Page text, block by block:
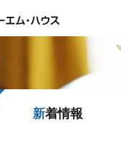
新着情報